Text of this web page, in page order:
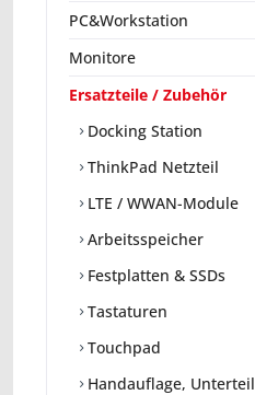
PC&Workstation
Monitore
Ersatzteile / Zubehör
Docking Station
ThinkPad Netzteil
LTE / WWAN-Module
Arbeitsspeicher
Festplatten & SSDs
Tastaturen
Touchpad
Handauflage, Unterteil